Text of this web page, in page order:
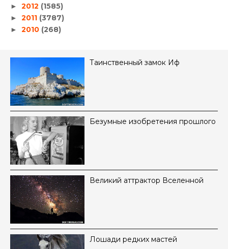
► 2012 (1585)
► 2011 (3787)
► 2010 (268)
Таинственный замок Иф
Безумные изобретения прошлого
Великий аттрактор Вселенной
Лошади редких мастей